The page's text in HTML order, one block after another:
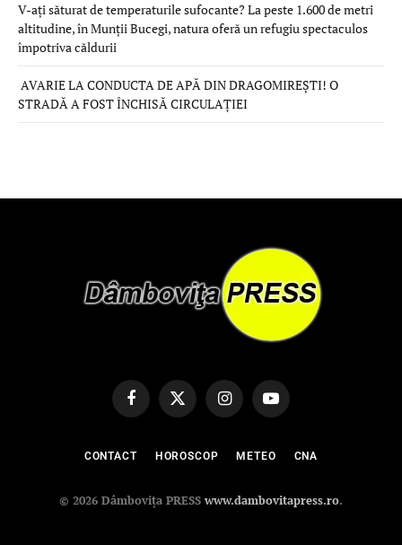
V-ați săturat de temperaturile sufocante? La peste 1.600 de metri
altitudine, în Munții Bucegi, natura oferă un refugiu spectaculos
împotriva căldurii
AVARIE LA CONDUCTA DE APĂ DIN DRAGOMIREȘTI! O
STRADĂ A FOST ÎNCHISĂ CIRCULAȚIEI
FacebookX
(Twitter)
InstagramYouTube
CONTACT HOROSCOP METEO CNA
© 2026 Dâmbovița PRESSwww.dambovitapress.ro.